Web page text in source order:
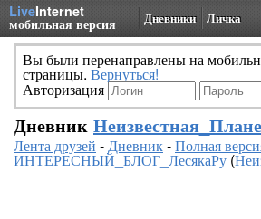
LiveInternet
мобильная версия Дневники Личка
Вы были перенаправлены на
страницы. Вернуться!
Авторизация
Дневник
Лента друзей -Дневник-Полная
ИНТЕРЕСНЫЙ_БЛОГ_ЛесякаРу(